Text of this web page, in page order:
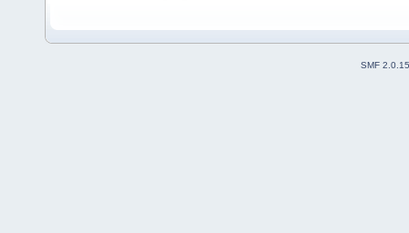
SMF 2.0.15